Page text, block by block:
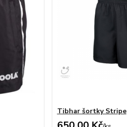
Tibhar šortky Stripe